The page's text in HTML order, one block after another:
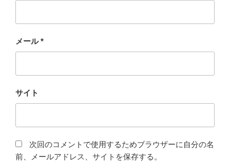
メール*
サイト
次回のコメントで使用するためブラウザーに自分の名
前、メールアドレス、サイトを保存する。